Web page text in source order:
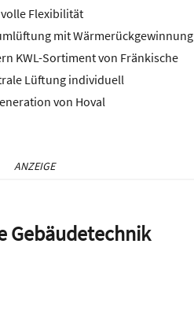
Flexibilität
mit Wärmerückgewinnung
KWL-Sortiment von Fränkische
Lüftung individuell
von Hoval
ANZEIGE
Gebäudetechnik